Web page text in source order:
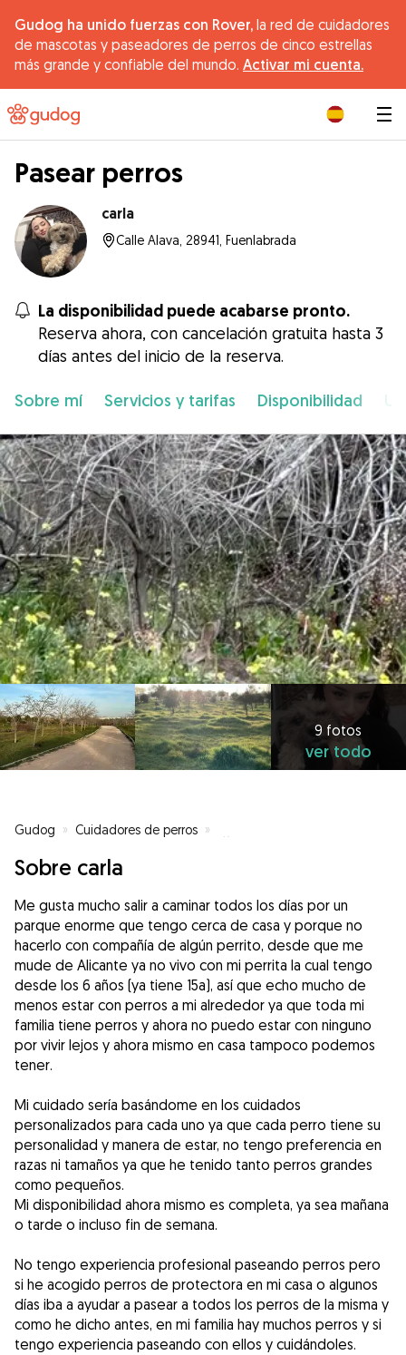
Gudog ha unido fuerzas con Rover, la red de cuidadores
de mascotas y paseadores de perros de cinco estrellas
más grande y confiable del mundo. Activar mi cuenta.
Pasear perros
carla
Calle Alava, 28941, Fuenlabrada
La disponibilidad puede acabarse pronto.
Reserva ahora, con cancelación gratuita hasta 3
días antes del inicio de la reserva.
Sobre mí Servicios y tarifas Disponibilidad
9 fotos
ver todo
Gudog » Cuidadores de perros »
Sobre carla
Me gusta mucho salir a caminar todos los días por un
parque enorme que tengo cerca de casa y porque no
hacerlo con compañía de algún perrito, desde que me
mude de Alicante ya no vivo con mi perrita la cual tengo
desde los 6 años (ya tiene 15a), así que echo mucho de
menos estar con perros a mi alrededor ya que toda mi
familia tiene perros y ahora no puedo estar con ninguno
por vivir lejos y ahora mismo en casa tampoco podemos
tener.
Mi cuidado sería basándome en los cuidados
personalizados para cada uno ya que cada perro tiene su
personalidad y manera de estar, no tengo preferencia en
razas ni tamaños ya que he tenido tanto perros grandes
como pequeños.
Mi disponibilidad ahora mismo es completa, ya sea mañana
o tarde o incluso fin de semana.
No tengo experiencia profesional paseando perros pero
si he acogido perros de protectora en mi casa o algunos
días iba a ayudar a pasear a todos los perros de la misma y
como he dicho antes, en mi familia hay muchos perros y si
tengo experiencia paseando con ellos y cuidándoles.